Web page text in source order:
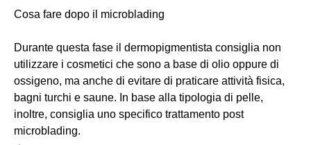
Cosa fare dopo il microblading
Durante questa fase il dermopigmentista consiglia non
utilizzare i cosmetici che sono a base di olio oppure di
ossigeno, ma anche di evitare di praticare attività fisica,
bagni turchi e saune. In base alla tipologia di pelle,
inoltre, consiglia uno specifico trattamento post
microblading.